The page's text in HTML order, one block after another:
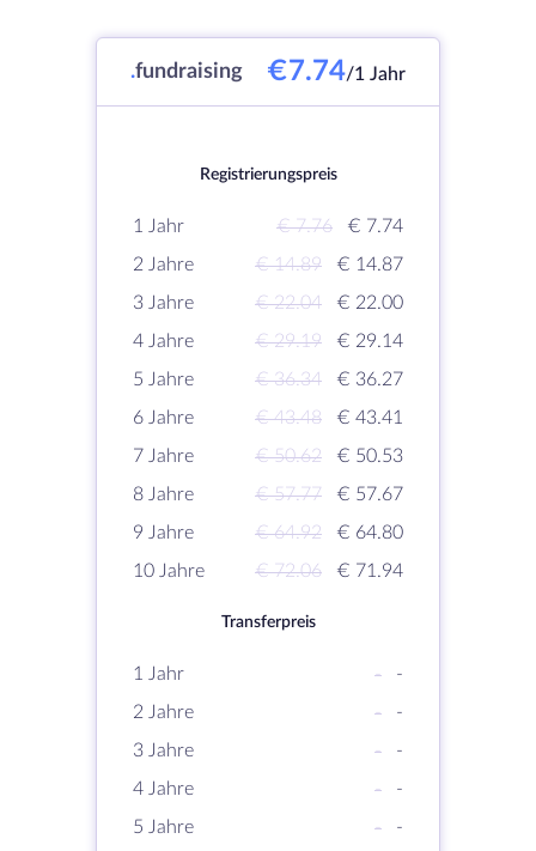
.fundraising €7.74/1 Jahr
Registrierungspreis
1 Jahr € 7.76
€ 7.74
2 Jahre
€ 14.89
€ 14.87
3 Jahre
€ 22.04
€ 22.00
4 Jahre
€ 29.19
€ 29.14
5 Jahre
€ 36.34
€ 36.27
6 Jahre
€ 43.48
€ 43.41
7 Jahre
€ 50.62
€ 50.53
8 Jahre
€ 57.77
€ 57.67
9 Jahre
€ 64.92
€ 64.80
10 Jahre
€ 72.06 € 71.94
Transferpreis
1 Jahr -
-
2 Jahre
-
-
3 Jahre
-
-
4 Jahre
-
-
5 Jahre
-
-